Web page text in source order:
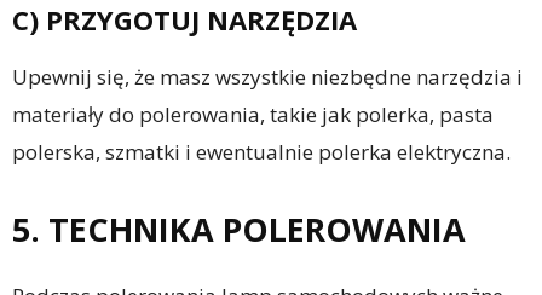
C) PRZYGOTUJ NARZĘDZIA
Upewnij się, że masz wszystkie niezbędne narzędzia i
materiały do polerowania, takie jak polerka, pasta
polerska, szmatki i ewentualnie polerka elektryczna.
5. TECHNIKA POLEROWANIA